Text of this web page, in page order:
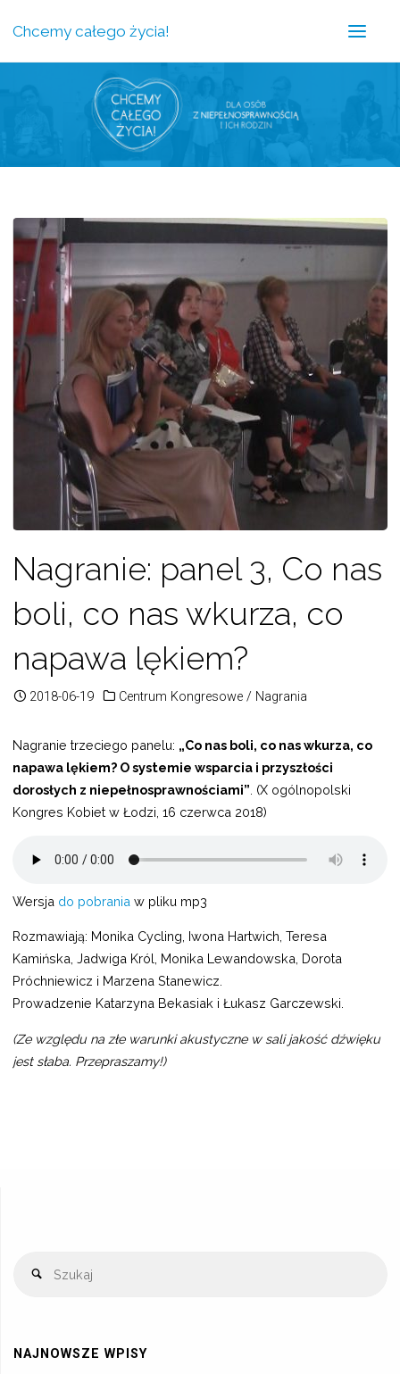
Chcemy całego życia!
Nagranie: panel 3, Co nas
boli, co nas wkurza, co
napawa lękiem?
2018-06-19 Centrum Kongresowe / Nagrania
Nagranie trzeciego panelu: „Co nas boli, co nas wkurza, co
napawa lękiem? O systemie wsparcia i przyszłości
dorosłych z niepełnosprawnościami” . (X ogólnopolski
Kongres Kobiet w Łodzi, 16 czerwca 2018)
Wersja do pobrania w pliku mp3
Rozmawiają: Monika Cycling, Iwona Hartwich, Teresa
Kamińska, Jadwiga Król, Monika Lewandowska, Dorota
Próchniewicz i Marzena Stanewicz.
Prowadzenie Katarzyna Bekasiak i Łukasz Garczewski.
(Ze względu na złe warunki akustyczne w sali jakość dźwięku
jest słaba. Przepraszamy!)
NAJNOWSZE WPISY